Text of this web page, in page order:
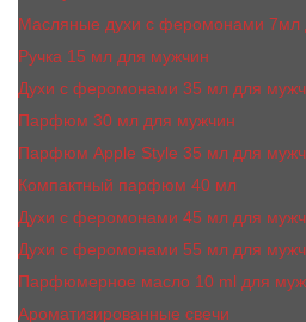
Масляные духи c феромонами 7мл
Ручка 15 мл для мужчин
Духи с феромонами 35 мл для
Парфюм 30 мл для мужчин
Парфюм Apple Style 35 мл для
Компактный парфюм 40 мл
Духи с феромонами 45 мл для
Духи с феромонами 55 мл для
Парфюмерное масло 10 ml для
Ароматизированные свечи